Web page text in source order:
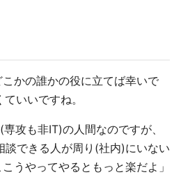
かの誰かの役に立てば幸いで
いいですね。
攻も非IT)の人間なのですが、
できる人が周り(社内)にいない
うやってやるともっと楽だよ」